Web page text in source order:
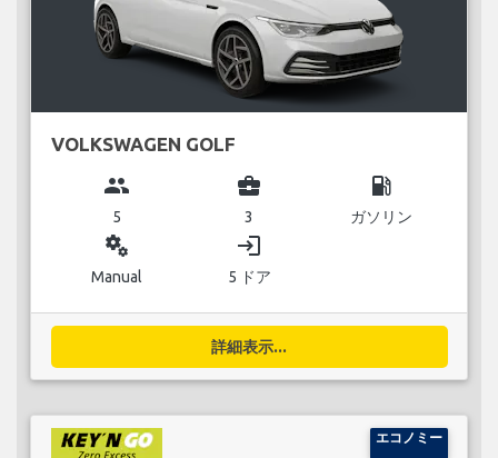
VOLKSWAGEN GOLF
group
5
business_center
3
local_gas_station
ガソリン
miscellaneous_services
Manual
login
5 ドア
詳細表示...
エコノミー